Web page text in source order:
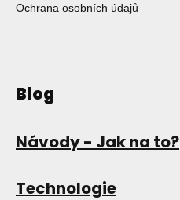
Ochrana osobních údajů
Blog
Návody - Jak na to?
Technologie